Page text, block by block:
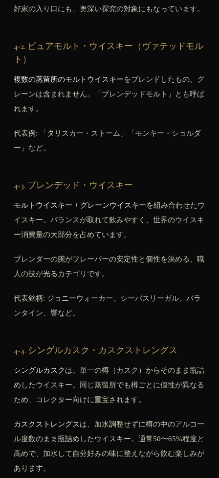
好家の入り口にも、奥深い探究の対象にもなっています。
4-2. ピュアモルト・ウイスキー（ヴァテッドモル
ト）
複数の蒸留所のモルトウイスキーをブレンドしたもの。グ
レーンは含まれません。「ブレンデッドモルト」とも呼ば
れます。
代表例: 「タリスカー・ストーム」「モンキー・ショルダ
ー」など。
4-3. ブレンデッド・ウイスキー
モルトウイスキー + グレーンウイスキーを組み合わせたウ
イスキー。バランスが取れて飲みやすく、世界のウイスキ
ー消費量の大部分を占めています。
ブレンダーの腕がフレーバーの安定性と個性を決める、職
人の技が光るカテゴリです。
代表銘柄: ジョニーウォーカー、シーバスリーガル、バラ
ンタイン、響など。
4-4. シングルカスク・カスクストレングス
シングルカスクは、単一の樽（カスク）からそのまま瓶詰
めしたウイスキー。同じ蒸留所でも樽ごとに個性が異なる
ため、コレクター向けに重宝されます。
カスクストレングスは、加水調整せずに樽の中のアルコー
ル度数のまま瓶詰めしたウイスキー。通常50〜65%程度と
高めで、加水して自分好みの味に整えながら飲む楽しみが
あります。